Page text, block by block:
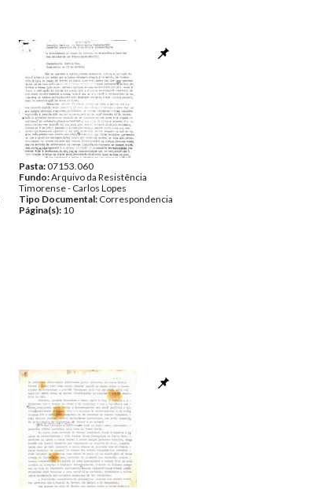
Pasta:07153.060
Fundo:Arquivo da Resistência
Timorense - Carlos Lopes
Tipo Documental: Correspondencia
Página(s): 10